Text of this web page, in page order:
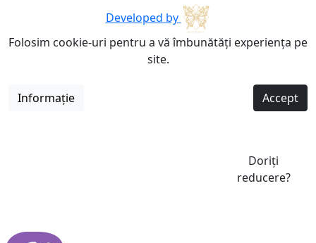
Developed by
Folosim cookie-uri pentru a vă îmbunătăți experiența pe
site.
Informație Accept
Doriți
reducere?